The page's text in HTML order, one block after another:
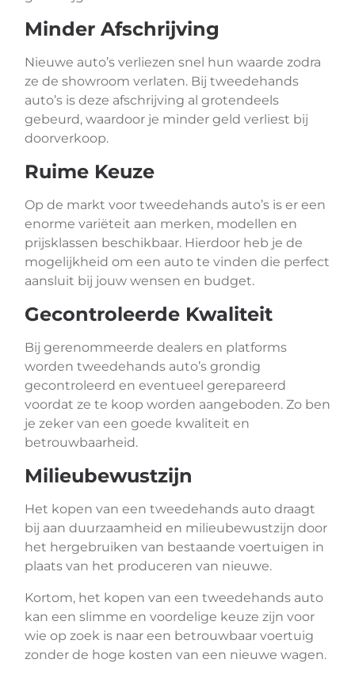
Minder Afschrijving
Nieuwe auto’s verliezen snel hun waarde zodra
ze de showroom verlaten. Bij tweedehands
auto’s is deze afschrijving al grotendeels
gebeurd, waardoor je minder geld verliest bij
doorverkoop.
Ruime Keuze
Op de markt voor tweedehands auto’s is er een
enorme variëteit aan merken, modellen en
prijsklassen beschikbaar. Hierdoor heb je de
mogelijkheid om een auto te vinden die perfect
aansluit bij jouw wensen en budget.
Gecontroleerde Kwaliteit
Bij gerenommeerde dealers en platforms
worden tweedehands auto’s grondig
gecontroleerd en eventueel gerepareerd
voordat ze te koop worden aangeboden. Zo ben
je zeker van een goede kwaliteit en
betrouwbaarheid.
Milieubewustzijn
Het kopen van een tweedehands auto draagt
bij aan duurzaamheid en milieubewustzijn door
het hergebruiken van bestaande voertuigen in
plaats van het produceren van nieuwe.
Kortom, het kopen van een tweedehands auto
kan een slimme en voordelige keuze zijn voor
wie op zoek is naar een betrouwbaar voertuig
zonder de hoge kosten van een nieuwe wagen.